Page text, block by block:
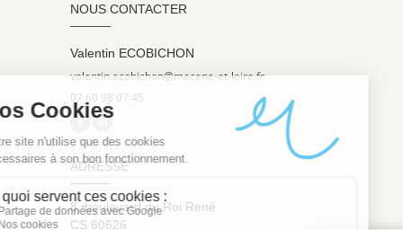
NOUS CONTACTER
Valentin ECOBICHON
valentin.ecobichon@mecene-et-loire.fr
07 60 98 07 45
ADRESSE
8, boulevard du Roi René
CS 60626